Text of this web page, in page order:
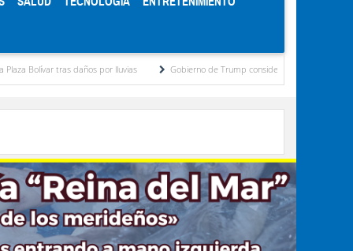
por lluvias Gobierno de Trump considera como “una oportunidad única” las